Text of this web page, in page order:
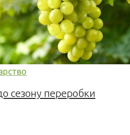
сезону переробки